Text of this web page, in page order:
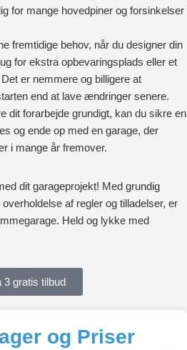
for mange hovedpiner og forsinkelser
fremtidige behov, når du designer din
for ekstra opbevaringsplads eller et
er nemmere og billigere at
end at lave ændringer senere.
dit forarbejde grundigt, kan du sikre en
og ende op med en garage, der
i mange år fremover.
dit garageprojekt! Med grundig
af regler og tilladelser, er
Held og lykke med
3 gratis tilbud
og Priser